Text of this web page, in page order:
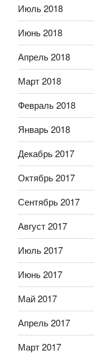
Июль 2018
Июнь 2018
Апрель 2018
Март 2018
Февраль 2018
Январь 2018
Декабрь 2017
Октябрь 2017
Сентябрь 2017
Август 2017
Июль 2017
Июнь 2017
Май 2017
Апрель 2017
Март 2017